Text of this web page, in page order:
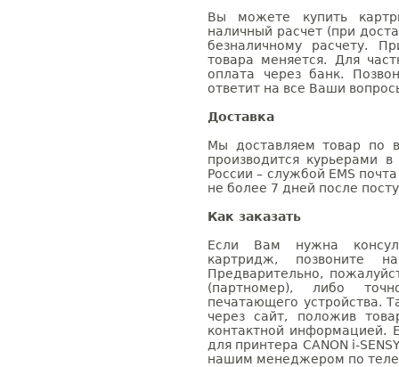
Вы можете купить
наличный расчет (при
безналичному расчету.
товара меняется. Для
оплата через банк.
ответит на все Ваши
Доставка
Мы доставляем товар по
производится курьерами
России – службой EMS
не более 7 дней после
Как заказать
Если Вам нужна
картридж, позвоните
Предварительно,
(партномер), либо
печатающего устройства.
через сайт, положив
контактной информацией.
для принтера CANON i-
нашим менеджером по